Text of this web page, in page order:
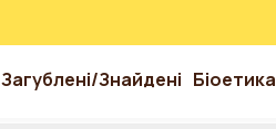
Загублені/Знайдені Біоетика